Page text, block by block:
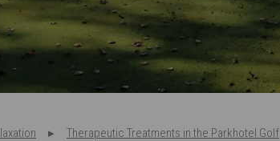
Therapeutic Treatments in the Parkhotel Golf